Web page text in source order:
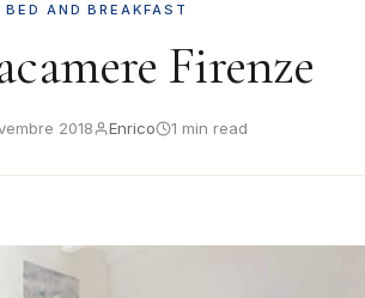
BED AND BREAKFAST
Firenze
2018 Enrico 1 min read